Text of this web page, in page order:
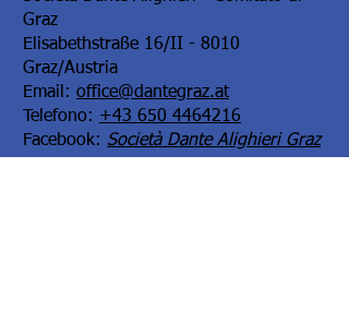
Graz
Elisabethstraße 16/II - 8010
Graz/Austria
Email: office@dantegraz.at
Telefono: +43 650 4464216
Facebook: Società Dante Alighieri Graz